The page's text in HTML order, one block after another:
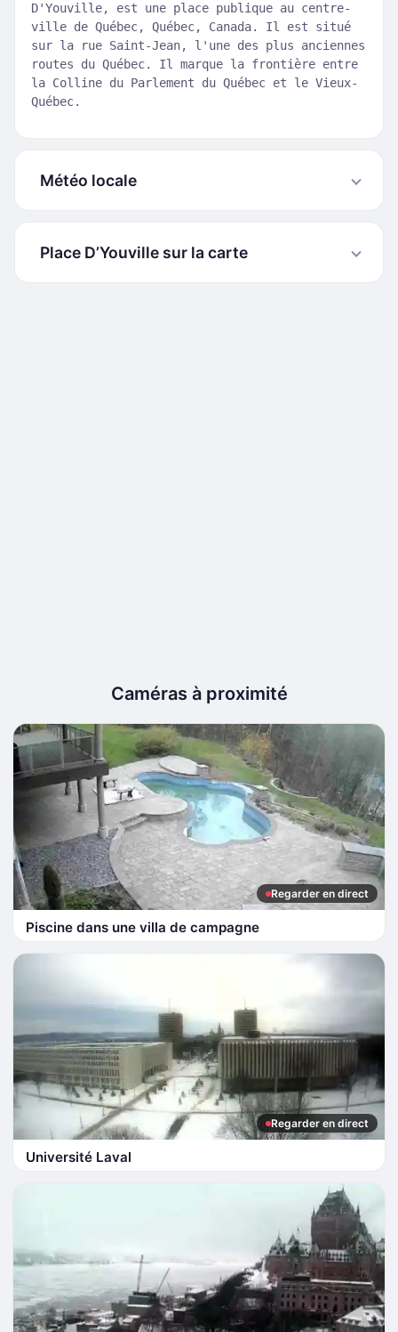
D'Youville, est une place publique au centre-
ville de Québec, Québec, Canada. Il est situé
sur la rue Saint-Jean, l'une des plus anciennes
routes du Québec. Il marque la frontière entre
la Colline du Parlement du Québec et le Vieux-
Québec.
Météo locale
Place D’Youville sur la carte
Caméras à proximité
Regarder en direct
Piscine dans une villa de campagne
Regarder en direct
Université Laval